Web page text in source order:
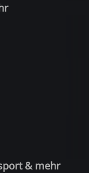
& mehr